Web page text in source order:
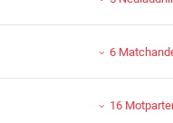
6
16